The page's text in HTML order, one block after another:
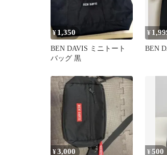
¥ 1,350
BEN DAVIS ミニトート
バッグ 黒
¥
BEN
¥3,000 ¥500